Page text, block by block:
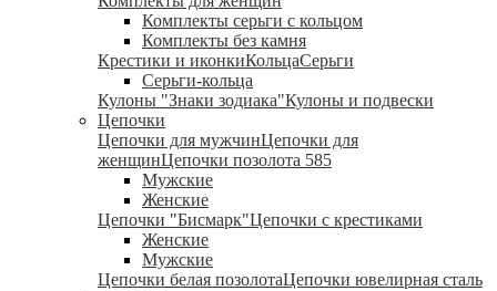
Комплекты серьги с кольцом
Комплекты без камня
Крестики и иконкиКольцаСерьги
Серьги-кольца
Кулоны "Знаки зодиака"Кулоны и подвески
Цепочки
Цепочки для мужчинЦепочки для
женщинЦепочки позолота 585
Мужские
Женские
Цепочки "Бисмарк"Цепочки с крестиками
Женские
Мужские
Цепочки белая позолотаЦепочки ювелирная сталь